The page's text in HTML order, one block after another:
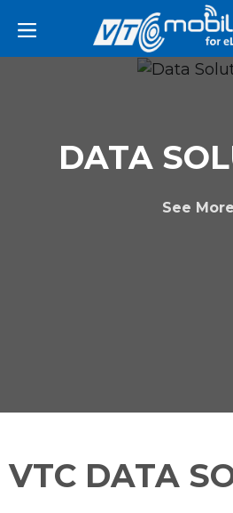
DATA
See More
VTC DATA